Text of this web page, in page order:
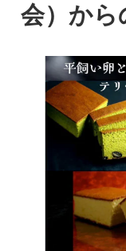
会）から